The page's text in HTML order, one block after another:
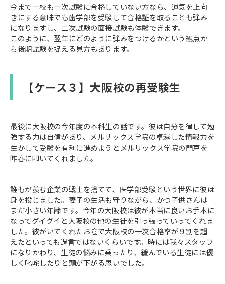
今まで一校も一次試験に合格していない方なら、運気を上向
きにする意味でも歯学部を受験して合格証を取ることも弾み
になりますし、二次試験の面接試験も体験できます。
このように、翌年にどのように弾みをつけるかという観点か
ら後期試験を捉える見方もあります。
【ケース３】大阪校の再受験生
最後に大阪校の今年度の本科生の話です。彼は自分を律して勉
強する力は自信があり、メルリックス学院の卓越した情報力を
生かして受験を有利に進めようとメルリックス学院の門戸を
昨春に叩いてくれました。
誰もが羨む企業の戦士を捨てて、医学部受験という世界に彼は
身を投じました。妻子の生活も守りながら、かつ子供さんは
まだ小さい年齢です。今年の大阪校は彼が本当に良いお手本に
なってグイグイと大阪校の他の生徒を引っ張っていってくれま
した。彼がいてくれたお陰で大阪校の一次合格率が９割を超
えたといっても過言ではないくらいです。時には我々スタッフ
になりかわり、生徒の悩みに乗ったり、緩んでいる生徒には優
しく叱咤したりと頭が下がる思いでした。